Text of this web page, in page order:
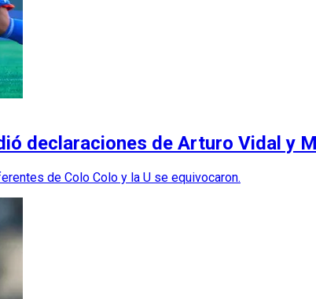
declaraciones de Arturo Vidal y
de Colo Colo y la U se equivocaron.